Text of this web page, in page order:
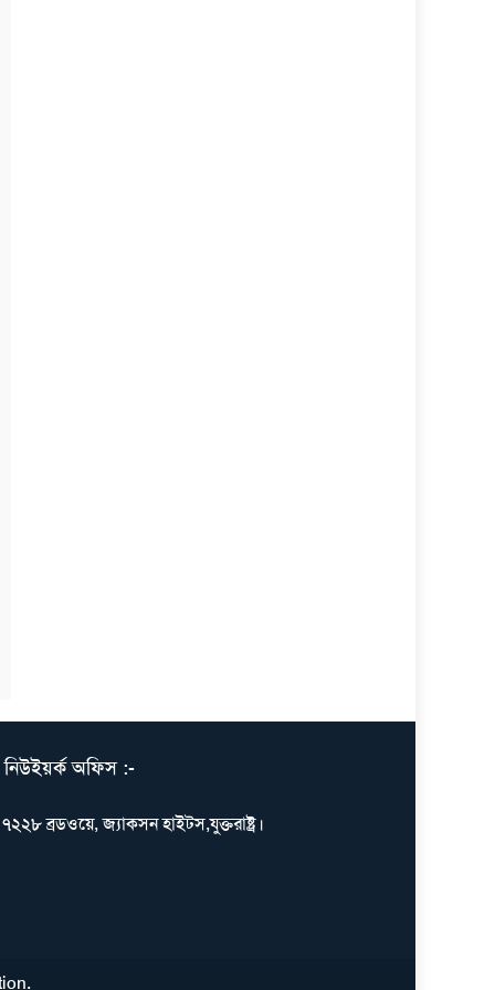
নিউইয়র্ক অফিস :-
৭২২৮ ব্রডওয়ে, জ্যাকসন হাইটস,যুক্তরাষ্ট্র।
.